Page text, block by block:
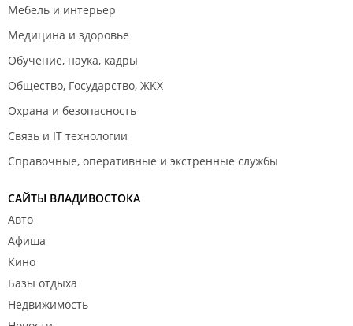
Мебель и интерьер
Медицина и здоровье
Обучение, наука, кадры
Общество, Государство, ЖКХ
Охрана и безопасность
Связь и IT технологии
Справочные, оперативные и экстренные службы
САЙТЫ ВЛАДИВОСТОКА
Авто
Афиша
Кино
Базы отдыха
Недвижимость